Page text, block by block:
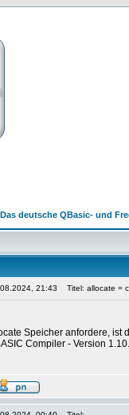
Das deutsche QBasic- und
21:43 Titel: allocate =
Speicher anfordere, ist
Compiler - Version